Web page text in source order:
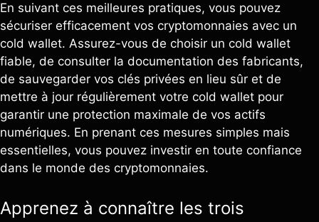
En suivant ces meilleures pratiques, vous pouvez
sécuriser efficacement vos cryptomonnaies avec un
cold wallet. Assurez-vous de choisir un cold wallet
fiable, de consulter la documentation des fabricants,
de sauvegarder vos clés privées en lieu sûr et de
mettre à jour régulièrement votre cold wallet pour
garantir une protection maximale de vos actifs
numériques. En prenant ces mesures simples mais
essentielles, vous pouvez investir en toute confiance
dans le monde des cryptomonnaies.
Apprenez à connaître les trois